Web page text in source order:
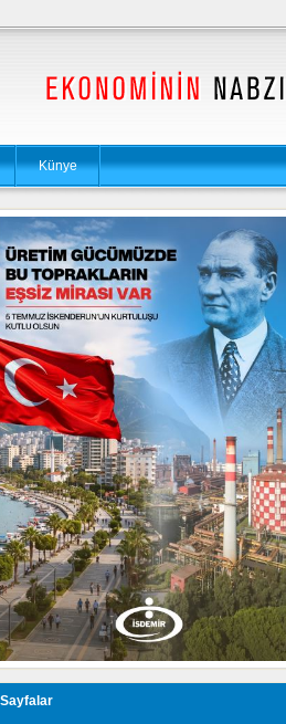
Künye
Sayfalar